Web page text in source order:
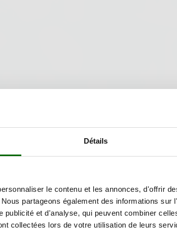
Détails
le contenu et les annonces, d'offrir
partageons également des informations sur
publicité et d'analyse, qui peuvent combiner
collectées lors de votre utilisation de leurs